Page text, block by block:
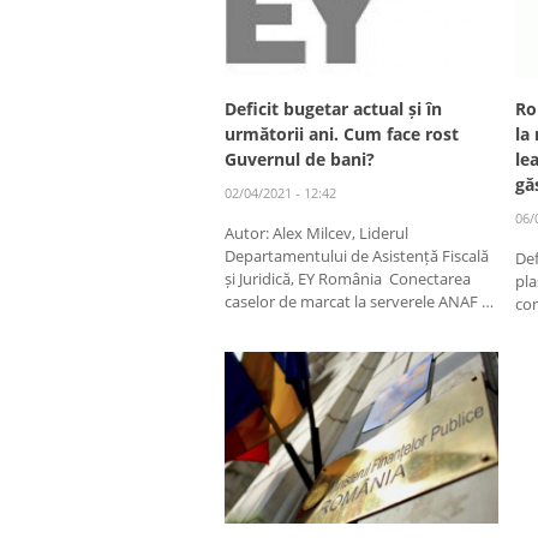
Deficit bugetar actual și în
următorii ani. Cum face rost
Guvernul de bani?
02/04/2021 - 12:42
Autor: Alex Milcev, Liderul
Departamentului de Asistență Fiscală
și Juridică, EY România Conectarea
caselor de marcat la serverele ANAF …
la
06/